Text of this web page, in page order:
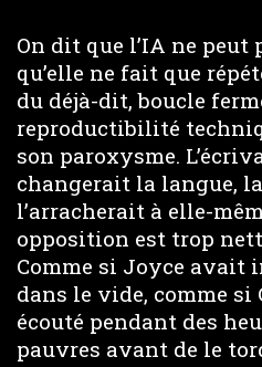
On dit que l’IA ne peut
qu’elle ne fait que
du déjà-dit, boucle
reproductibilité
son paroxysme.
changerait la langue,
l’arracherait à elle-
opposition est trop
Comme si Joyce avait
dans le vide, comme si
écouté pendant des
pauvres avant de le